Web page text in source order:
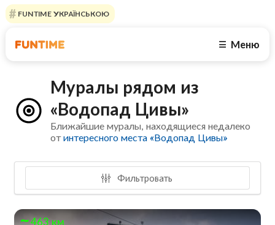
FUNTIME УКРАЇНСЬКОЮ
☰ Меню
Муралы рядом из
«Водопад Цивы»
Ближайшие муралы, находящиеся недалеко
отинтересного места «Водопад Цивы»
Фильтровать
463 км